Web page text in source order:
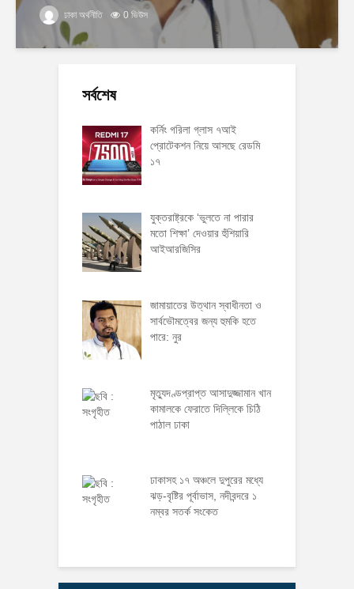
ঢাকা অর্থনীতি 0 ভিউস
সর্বশেষ
কর্নিং গরিলা গ্লাস ৭আই
প্রোটেকশন নিয়ে আসছে রেডমি
১৭
যুক্তরাষ্ট্রকে ‘ভুলতে না পারার
মতো শিক্ষা’ দেওয়ার হুঁশিয়ারি
আইআরজিসির
জামায়াতের উত্থান স্বাধীনতা ও
সার্বভৌমত্বের জন্য হুমকি হতে
পারে: নুর
মৃত্যুদণ্ডপ্রাপ্ত আসাদুজ্জামান খান
কামালকে ফেরাতে দিল্লিকে চিঠি
পাঠাল ঢাকা
ঢাকাসহ ১৭ অঞ্চলে দুপুরের মধ্যে
ঝড়-বৃষ্টির পূর্বাভাস, নদীবন্দরে ১
নম্বর সতর্ক সংকেত